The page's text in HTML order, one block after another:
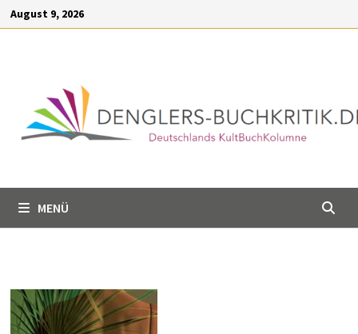
springen
Zum
Inhalt
August 9, 2026
MENÜ